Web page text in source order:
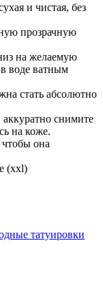
и чистая, без
прозрачную
на желаемую
воде ватным
стать абсолютно
снимите
на коже.
чтобы она
(xxl)
татуировки